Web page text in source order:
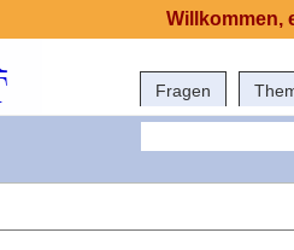
Fragen
Willkommen,